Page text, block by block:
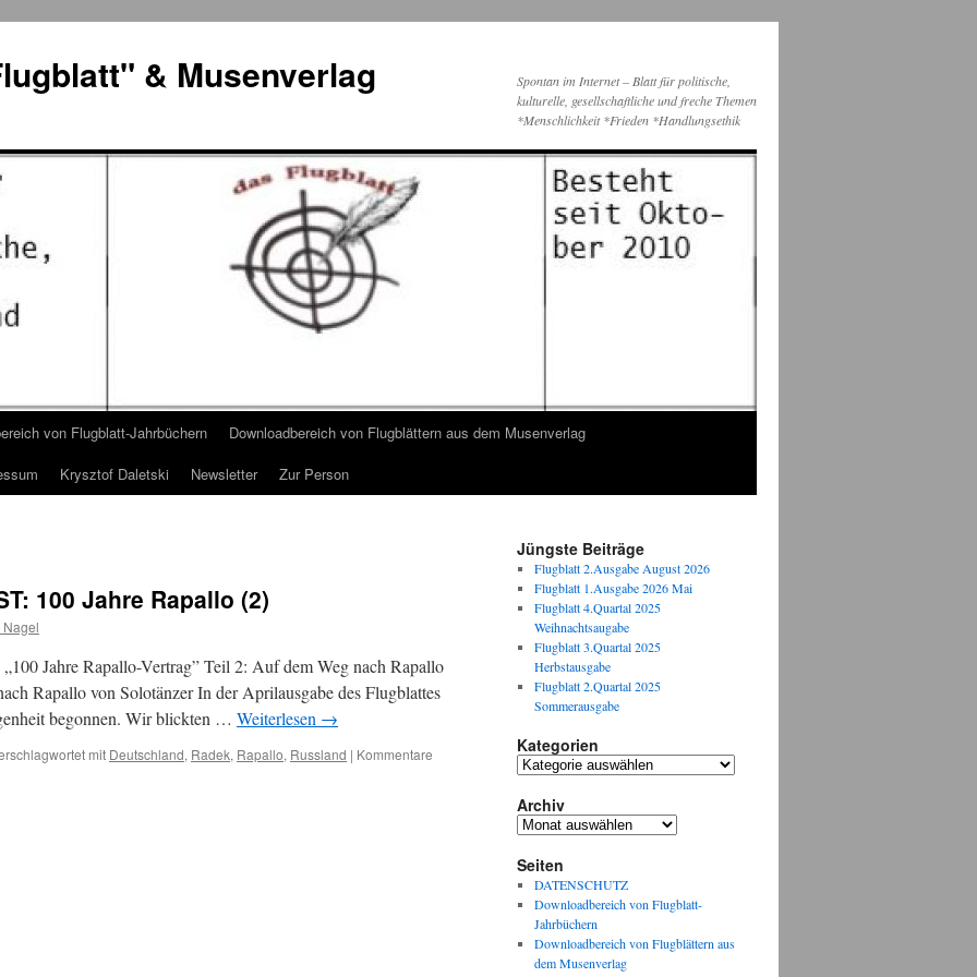
& Musenverlag
Spontan im Internet – Blatt für politische,
kulturelle, gesellschaftliche und freche Themen
*Menschlichkeit *Frieden *Handlungsethik
von Flugblatt-Jahrbüchern
Downloadbereich von Flugblättern aus dem Musenverlag
Krysztof Daletski Newsletter Zur Person
100 Jahre Rapallo (2)
Nagel
Jahre Rapallo-Vertrag” Teil 2: Auf dem Weg nach Rapallo
Rapallo von Solotänzer In der Aprilausgabe des Flugblattes
begonnen. Wir blickten … Weiterlesen →
mit Deutschland, Radek, Rapallo, Russland | Kommentare
Jüngste Beiträge
Flugblatt 2.Ausgabe August 2026
Flugblatt 1.Ausgabe 2026 Mai
Flugblatt 4.Quartal 2025
Weihnachtsaugabe
Flugblatt 3.Quartal 2025
Herbstausgabe
Flugblatt 2.Quartal 2025
Sommerausgabe
Kategorien
Kategorien
Archiv
Archiv
Seiten
DATENSCHUTZ
Downloadbereich von Flugblatt-
Jahrbüchern
Downloadbereich von Flugblättern aus
dem Musenverlag